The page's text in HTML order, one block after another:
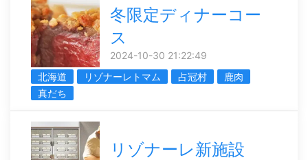
冬限定ディナーコー
ス
2024-10-30 21:22:49
北海道
リゾナーレトマム 占冠村
鹿肉
真だち
リゾナーレ新施設